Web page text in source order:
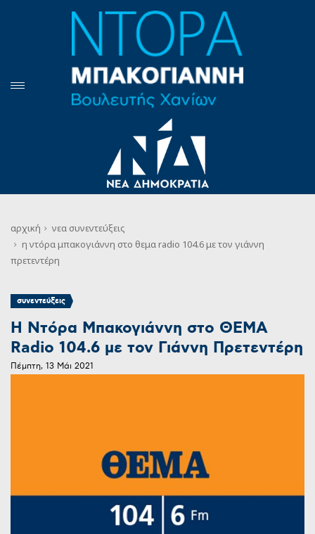
αρχική νεα συνεντεύξεις
η ντόρα μπακογιάννη στο θεμα radio 104.6 με τον γιάννη
πρετεντέρη
συνεντεύξεις
Η Ντόρα Μπακογιάννη στο ΘΕΜΑ
Radio 104.6 με τον Γιάννη Πρετεντέρη
Πέμπτη, 13 Μάι 2021